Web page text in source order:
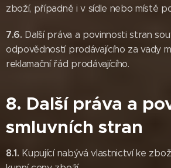
zboží, případně i v sídle nebo místě
7.6. Další práva a povinnosti stran
odpovědností prodávajícího za vady
reklamační řád prodávajícího.
8. Další práva a
smluvních stran
8.1. Kupující nabývá vlastnictví ke